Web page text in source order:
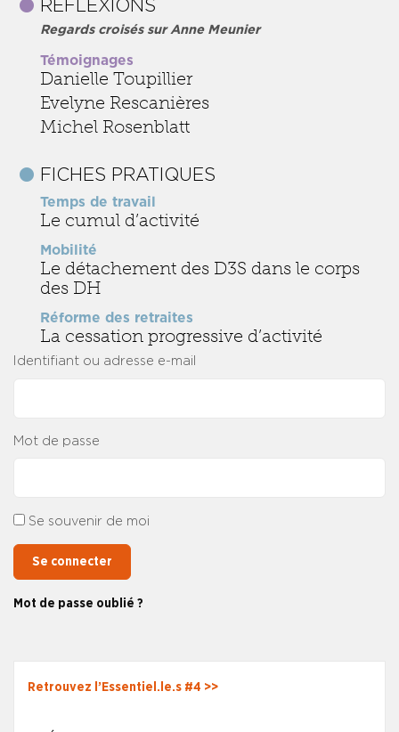
Retrouvez l’Essentiel.le.s #4 >>
RÉFLEXIONS
Regards croisés sur Anne Meunier
Témoignages
Danielle Toupillier
Evelyne Rescanières
Michel Rosenblatt
FICHES PRATIQUES
Temps de travail
Le cumul d’activité
Mobilité
Le détachement des D3S dans le corps
des DH
Réforme des retraites
La cessation progressive d’activité
Identifiant ou adresse e-mail
Mot de passe
Se souvenir de moi
Se connecter
Mot de passe oublié ?